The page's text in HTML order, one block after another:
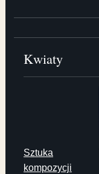
Kwiaty
Sztuka
kompozycji